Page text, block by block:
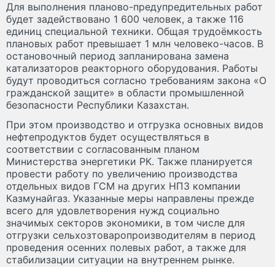
Для выполнения планово-предупредительных работ
будет задействовано 1 600 человек, а также 116
единиц специальной техники. Общая трудоёмкость
плановых работ превышает 1 млн человеко-часов. В
остановочный период запланирована замена
катализаторов реакторного оборудования. Работы
будут проводиться согласно требованиям закона «О
гражданской защите» в области промышленной
безопасности Республики Казахстан.
При этом производство и отгрузка основных видов
нефтепродуктов будет осуществляться в
соответствии с согласованным планом
Министерства энергетики РК. Также планируется
провести работу по увеличению производства
отдельных видов ГСМ на других НПЗ компании
Казмунайгаз. Указанные меры направлены прежде
всего для удовлетворения нужд социально
значимых секторов экономики, в том числе для
отгрузки сельхозтоваропроизводителям в период
проведения осенних полевых работ, а также для
стабилизации ситуации на внутреннем рынке.